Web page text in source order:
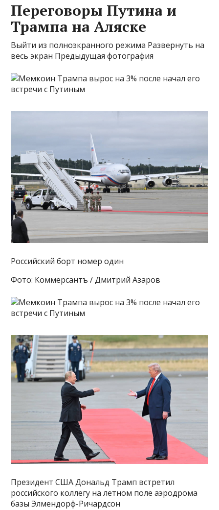
Переговоры Путина и
Трампа на Аляске
Выйти из полноэкранного режима Развернуть на
весь экран Предыдущая фотография
Российский борт номер один
Фото: Коммерсантъ / Дмитрий Азаров
Президент США Дональд Трамп встретил
российского коллегу на летном поле аэродрома
базы Элмендорф-Ричардсон